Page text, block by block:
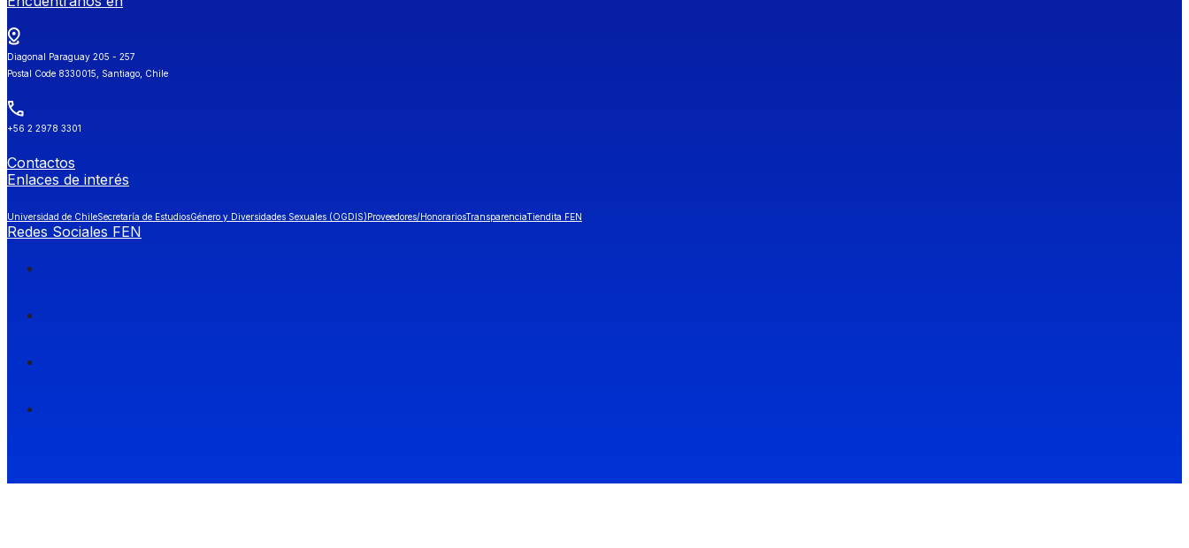
Diagonal Paraguay 205 - 257
Postal Code 8330015, Santiago, Chile
+56 2 2978 3301
Contactos
Enlaces de interés
Universidad de ChileSecretaría de EstudiosGénero y Diversidades Sexuales (OGDIS)Proveedores/HonorariosTransparenciaTiendita FEN
Redes Sociales FEN